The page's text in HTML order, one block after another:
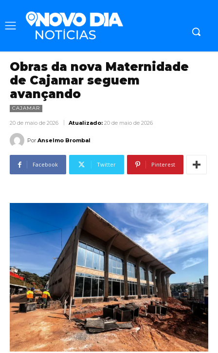
Obras da nova Maternidade
de Cajamar seguem
avançando
CAJAMAR
20 de maio de 2026 Atualizado: 20 de maio de 2026
Por Anselmo Brombal
Facebook Twitter Pinterest